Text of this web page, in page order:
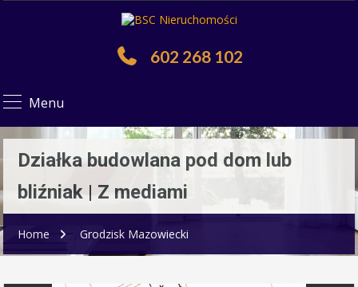
602 268 102
Menu
Działka budowlana pod dom lub
bliźniak | Z mediami
Home Grodzisk Mazowiecki